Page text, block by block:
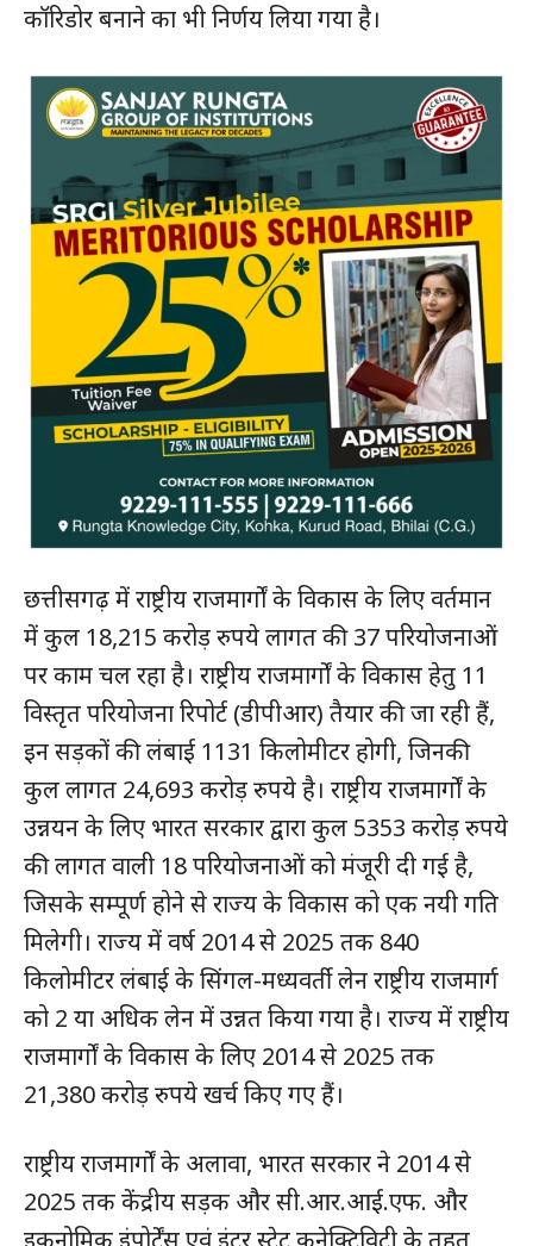
कॉरिडोर बनाने का भी निर्णय लिया गया है।
छत्तीसगढ़ में राष्ट्रीय राजमार्गों के विकास के लिए वर्तमान
में कुल 18,215 करोड़ रुपये लागत की 37 परियोजनाओं
पर काम चल रहा है। राष्ट्रीय राजमार्गों के विकास हेतु 11
विस्तृत परियोजना रिपोर्ट (डीपीआर) तैयार की जा रही हैं,
इन सड़कों की लंबाई 1131 किलोमीटर होगी, जिनकी
कुल लागत 24,693 करोड़ रुपये है। राष्ट्रीय राजमार्गों के
उन्नयन के लिए भारत सरकार द्वारा कुल 5353 करोड़ रुपये
की लागत वाली 18 परियोजनाओं को मंजूरी दी गई है,
जिसके सम्पूर्ण होने से राज्य के विकास को एक नयी गति
मिलेगी। राज्य में वर्ष 2014 से 2025 तक 840
किलोमीटर लंबाई के सिंगल-मध्यवर्ती लेन राष्ट्रीय राजमार्ग
को 2 या अधिक लेन में उन्नत किया गया है। राज्य में राष्ट्रीय
राजमार्गों के विकास के लिए 2014 से 2025 तक
21,380 करोड़ रुपये खर्च किए गए हैं।
राष्ट्रीय राजमार्गों के अलावा, भारत सरकार ने 2014 से
2025 तक केंद्रीय सड़क और सी.आर.आई.एफ. और
इकनोमिक इंपोर्टेंस एवं इंटर स्टेट कनेक्टिविटी के तहत